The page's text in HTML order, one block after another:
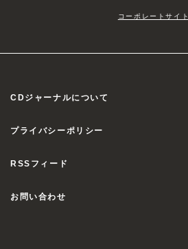
コーポレートサイト
CDジャーナルについて
プライバシーポリシー
RSSフィード
お問い合わせ